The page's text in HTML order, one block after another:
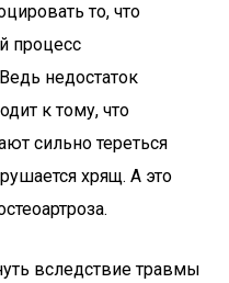
то, что
процесс
недостаток
к тому, что
сильно тереться
хрящ. А это
вследствие травмы